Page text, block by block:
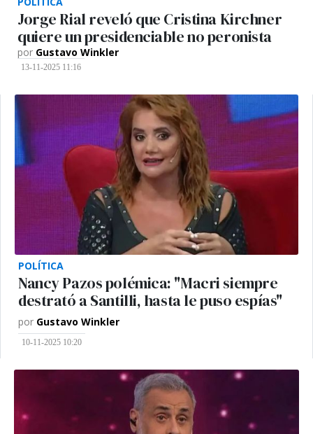
Jorge Rial reveló que Cristina Kirchner
quiere un presidenciable no peronista
por Gustavo Winkler
13-11-2025 11:16
POLÍTICA
Nancy Pazos polémica: "Macri siempre
destrató a Santilli, hasta le puso espías"
por Gustavo Winkler
10-11-2025 10:20